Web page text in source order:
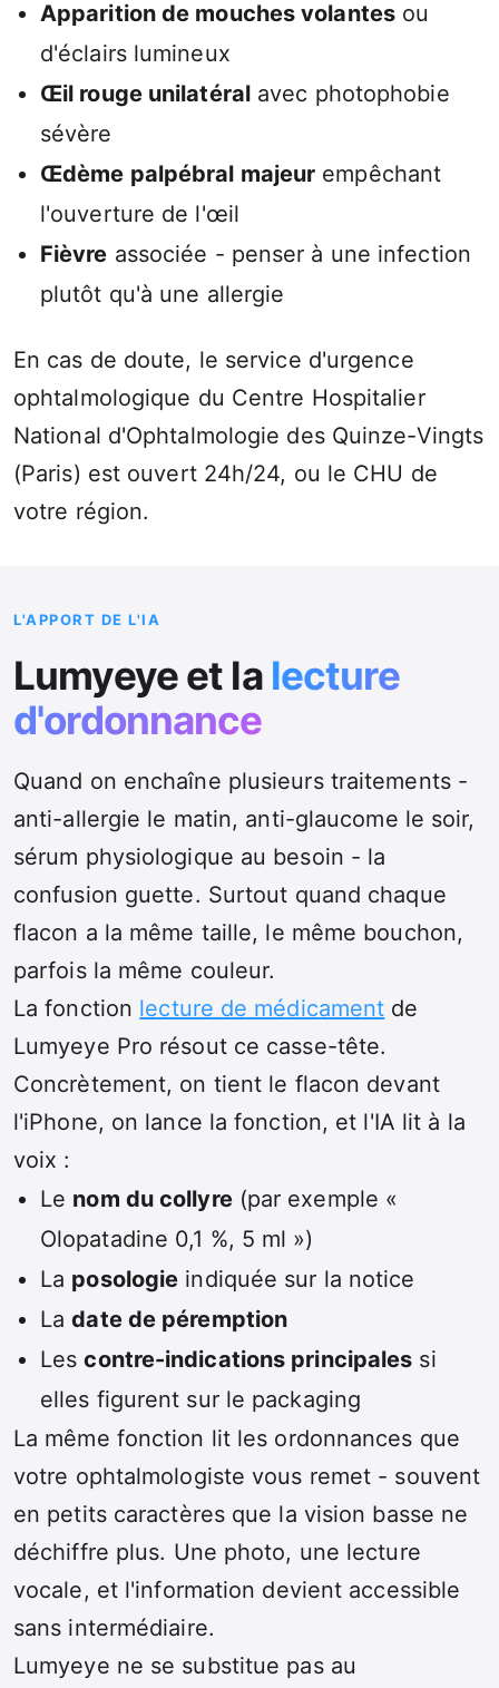
Apparition de mouches volantesou
d'éclairs lumineux
Œil rouge unilatéralavec photophobie
sévère
Œdème palpébral majeur empêchant
l'ouverture de l'œil
Fièvre associée - penser à une infection
plutôt qu'à une allergie
En cas de doute, le service d'urgence
ophtalmologique du Centre Hospitalier
National d'Ophtalmologie des Quinze-Vingts
(Paris) est ouvert 24h/24, ou le CHU de
votre région.
L'APPORT DE L'IA
Lumyeye et la lecture
d'ordonnance
Quand on enchaîne plusieurs traitements -
anti-allergie le matin, anti-glaucome le soir,
sérum physiologique au besoin - la
confusion guette. Surtout quand chaque
flacon a la même taille, le même bouchon,
parfois la même couleur.
La fonction lecture de médicament de
Lumyeye Pro résout ce casse-tête.
Concrètement, on tient le flacon devant
l'iPhone, on lance la fonction, et l'IA lit à la
voix :
Le nom du collyre(par exemple «
Olopatadine 0,1 %, 5 ml »)
La posologie indiquée sur la notice
Ladate de péremption
Lescontre-indications principales si
elles figurent sur le packaging
La même fonction lit les ordonnances que
votre ophtalmologiste vous remet - souvent
en petits caractères que la vision basse ne
déchiffre plus. Une photo, une lecture
vocale, et l'information devient accessible
sans intermédiaire.
Lumyeye ne se substitue pas au